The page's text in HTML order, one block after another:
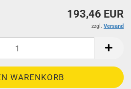
193,46 EUR
zzgl. Versand